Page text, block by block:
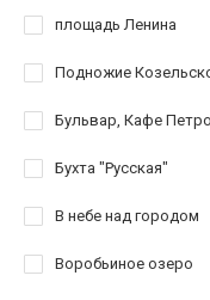
площадь Ленина
Подножие
Бульвар, Кафе
Бухта "Русская"
В небе над городом
Воробьиное озеро